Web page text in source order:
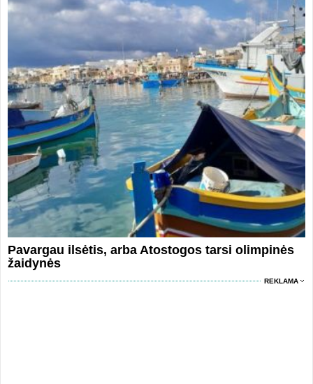
Pavargau ilsėtis, arba Atostogos tarsi olimpinės
žaidynės
REKLAMA